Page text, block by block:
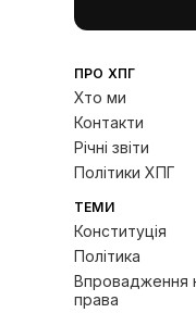
ПРО ХПГ
Хто ми
Контакти
Річні звіти
Політики ХПГ
ТЕМИ
Конституція
Політика
Впровадження
права